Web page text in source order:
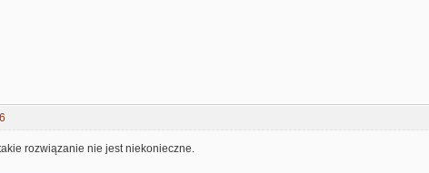
rozwiązanie nie jest niekonieczne.